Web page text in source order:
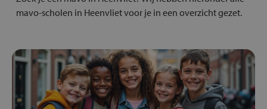
mavo-scholen in Heenvliet voor je in een overzicht gezet.